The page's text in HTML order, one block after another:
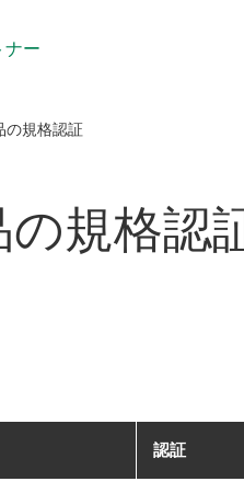
ナー
の​規格​認証
の​規格​認
認証